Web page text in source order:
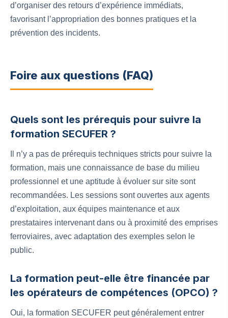
d’organiser des retours d’expérience immédiats,
favorisant l’appropriation des bonnes pratiques et la
prévention des incidents.
Foire aux questions (FAQ)
Quels sont les prérequis pour suivre la
formation SECUFER ?
Il n’y a pas de prérequis techniques stricts pour suivre la
formation, mais une connaissance de base du milieu
professionnel et une aptitude à évoluer sur site sont
recommandées. Les sessions sont ouvertes aux agents
d’exploitation, aux équipes maintenance et aux
prestataires intervenant dans ou à proximité des emprises
ferroviaires, avec adaptation des exemples selon le
public.
La formation peut-elle être financée par
les opérateurs de compétences (OPCO) ?
Oui, la formation SECUFER peut généralement entrer